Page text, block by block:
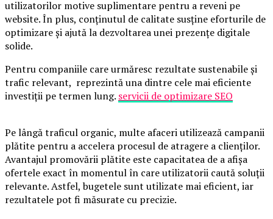
utilizatorilor motive suplimentare pentru a reveni pe
website. În plus, conținutul de calitate susține eforturile de
optimizare și ajută la dezvoltarea unei prezențe digitale
solide.
Pentru companiile care urmăresc rezultate sustenabile și
trafic relevant, reprezintă una dintre cele mai eficiente
investiții pe termen lung. servicii de optimizare SEO
Pe lângă traficul organic, multe afaceri utilizează campanii
plătite pentru a accelera procesul de atragere a clienților.
Avantajul promovării plătite este capacitatea de a afișa
ofertele exact în momentul în care utilizatorii caută soluții
relevante. Astfel, bugetele sunt utilizate mai eficient, iar
rezultatele pot fi măsurate cu precizie.